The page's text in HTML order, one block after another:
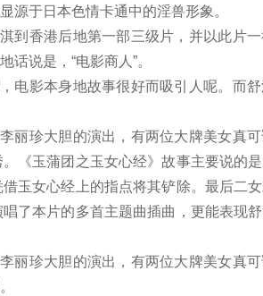
源于日本色情卡通中的淫兽形象。
到香港后地第一部三级片，并以此片
说是，“电影商人”。
电影本身地故事很好而吸引人呢。而
丽珍大胆的演出，有两位大牌美女真
《玉蒲团之玉女心经》故事主要说的
玉女心经上的指点将其铲除。最后二
了本片的多首主题曲插曲，更能表现
丽珍大胆的演出，有两位大牌美女真